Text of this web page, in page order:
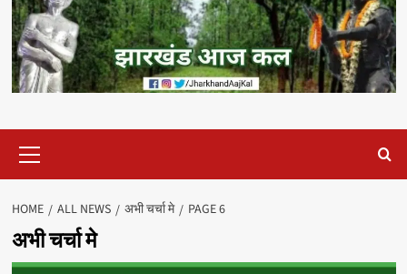
Menu
HOME ALL NEWS अभी चर्चा मे PAGE 6
अभी चर्चा मे